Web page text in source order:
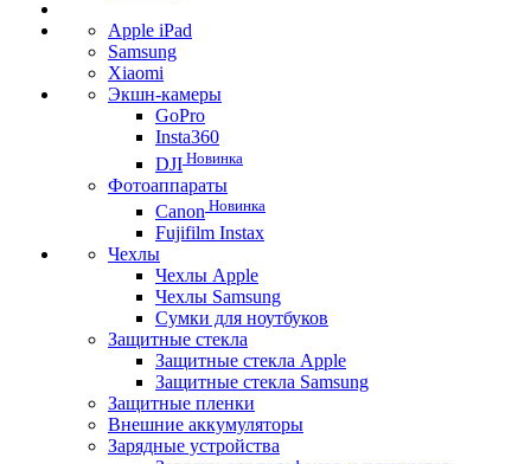
Apple iPad
Samsung
Xiaomi
Экшн-камеры
GoPro
Insta360
DJI Новинка
Фотоаппараты
Canon Новинка
Fujifilm Instax
Чехлы
Чехлы Apple
Чехлы Samsung
Сумки для ноутбуков
Защитные стекла
Защитные стекла Apple
Защитные стекла Samsung
Защитные пленки
Внешние аккумуляторы
Зарядные устройства